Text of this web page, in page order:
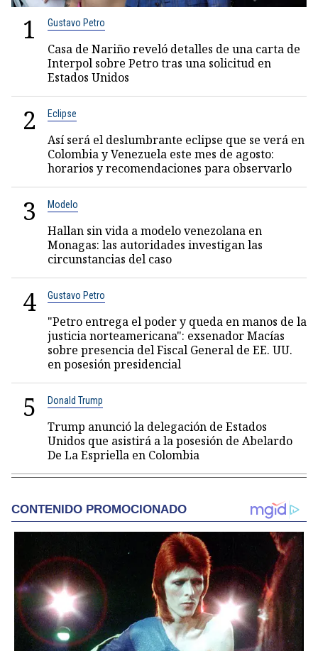
1 Gustavo Petro
Casa de Nariño reveló detalles de una carta de
Interpol sobre Petro tras una solicitud en
Estados Unidos
2 Eclipse
Así será el deslumbrante eclipse que se verá en
Colombia y Venezuela este mes de agosto:
horarios y recomendaciones para observarlo
3 Modelo
Hallan sin vida a modelo venezolana en
Monagas: las autoridades investigan las
circunstancias del caso
4 Gustavo Petro
"Petro entrega el poder y queda en manos de la
justicia norteamericana": exsenador Macías
sobre presencia del Fiscal General de EE. UU.
en posesión presidencial
5 Donald Trump
Trump anunció la delegación de Estados
Unidos que asistirá a la posesión de Abelardo
De La Espriella en Colombia